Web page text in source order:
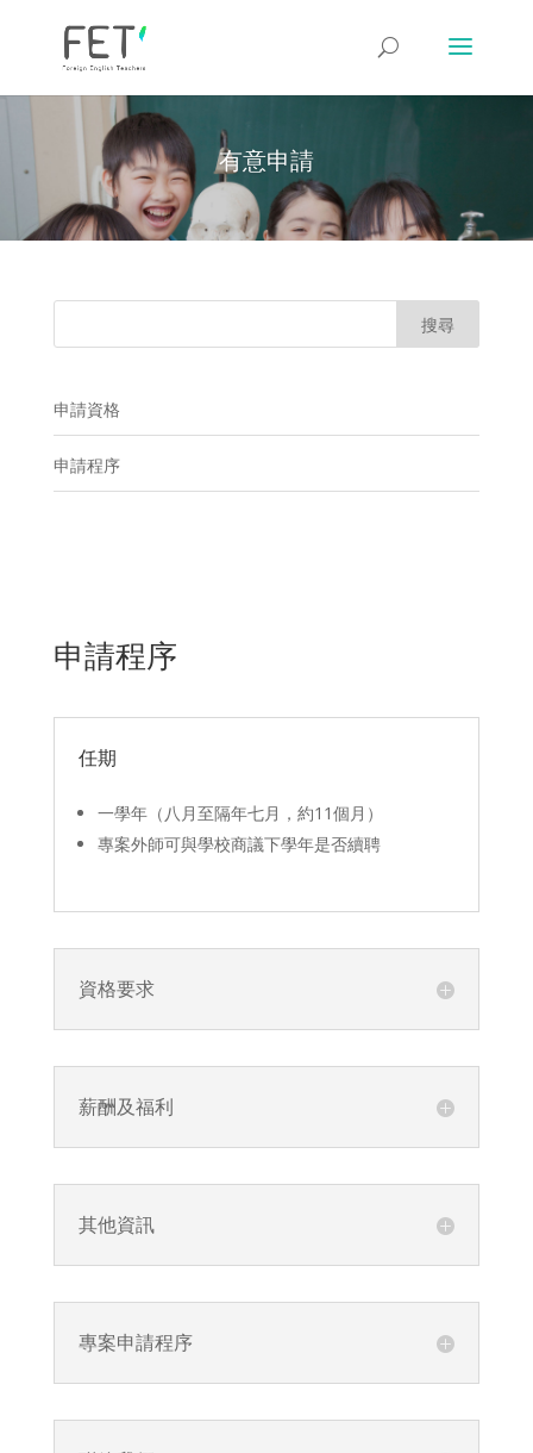
有意申請
申請資格
申請程序
申請程序
任期
一學年（八月至隔年七月，約11個月）
專案外師可與學校商議下學年是否續聘
資格要求
薪酬及福利
其他資訊
專案申請程序